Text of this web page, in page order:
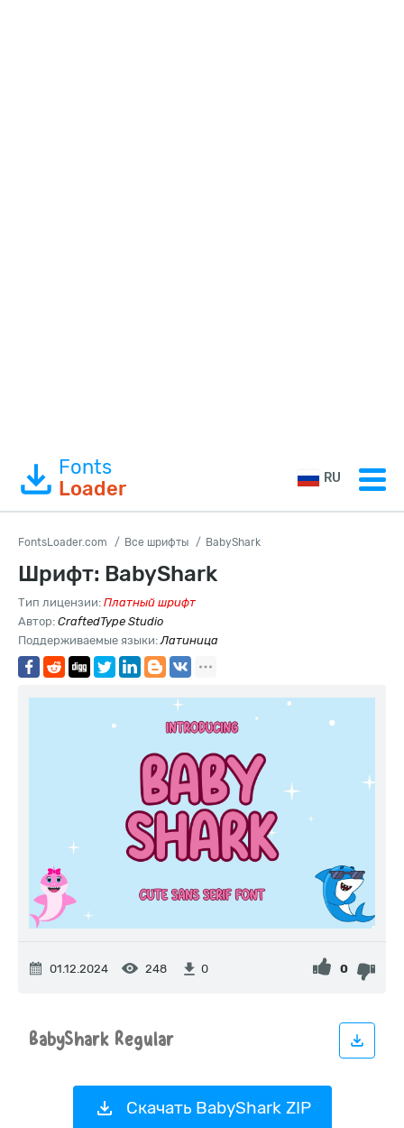
Fonts
Loader
RU
FontsLoader.com Все шрифты BabyShark
Шрифт: BabyShark
Тип лицензии: Платный шрифт
Автор: CraftedType Studio
Поддерживаемые языки:Латиница
01.12.2024 248 0 0
Скачать BabyShark ZIP